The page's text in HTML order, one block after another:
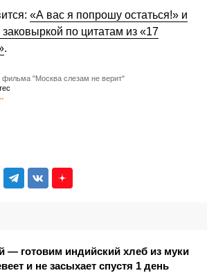
«А вас я попрошу остаться!» и
заковыркой по цитатам из «17
.
фильма "Москва слезам не верит"
— готовим индийский хлеб из муки
и не засыхает спустя 1 день